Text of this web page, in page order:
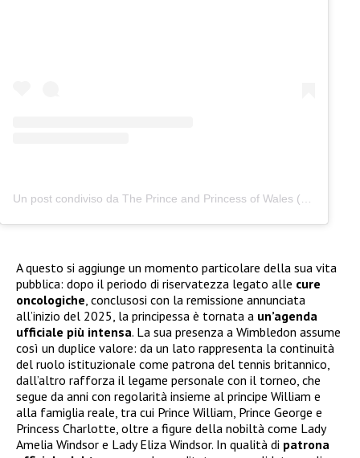
Un post condiviso da The Prince and Princess of Wales (@princeandprincessofwales)
A questo si aggiunge un momento particolare della sua vita
pubblica: dopo il periodo di riservatezza legato alle cure
oncologiche, conclusosi con la remissione annunciata
all’inizio del 2025, la principessa è tornata a un’agenda
ufficiale più intensa. La sua presenza a Wimbledon assume
così un duplice valore: da un lato rappresenta la continuità
del ruolo istituzionale come patrona del tennis britannico,
dall’altro rafforza il legame personale con il torneo, che
segue da anni con regolarità insieme al principe William e
alla famiglia reale, tra cui Prince William, Prince George e
Princess Charlotte, oltre a figure della nobiltà come Lady
Amelia Windsor e Lady Eliza Windsor. In qualità di patrona